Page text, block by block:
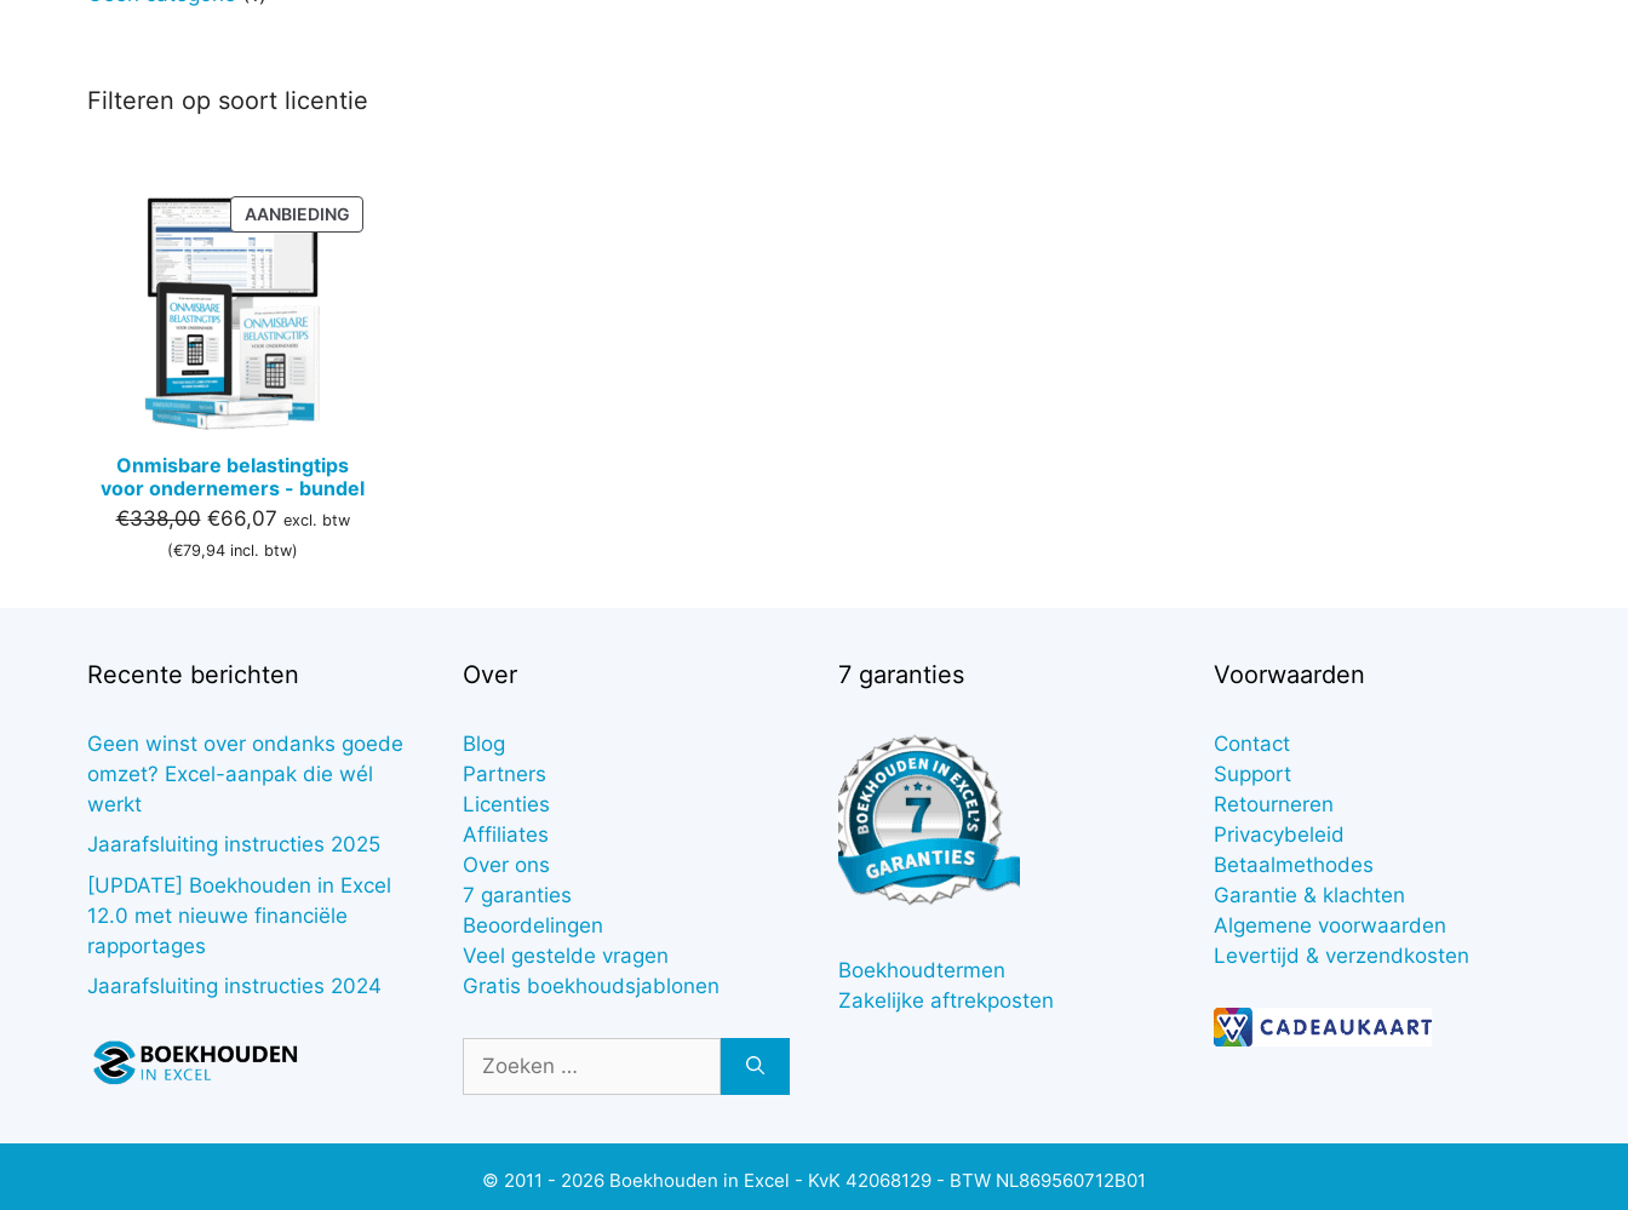
Filteren op soort licentie
AANBIEDINGPRODUCT
IN
Onmisbare belastingtips
voor ondernemers - bundel
€338,00 Oorspronkelijke
prijs
€66,07Huidige
prijs
excl. btw
(€79,94 incl. btw)
Recente berichten
Geen winst over ondanks goede
omzet? Excel-aanpak die wél
werkt
Jaarafsluiting instructies 2025
[UPDATE] Boekhouden in Excel
12.0 met nieuwe financiële
rapportages
Jaarafsluiting instructies 2024
Over
Blog
Partners
Licenties
Affiliates
Over ons
7 garanties
Beoordelingen
Veel gestelde vragen
Gratis boekhoudsjablonen
naar:
7 garanties
Boekhoudtermen
Zakelijke aftrekposten
Voorwaarden
Contact
Support
Retourneren
Privacybeleid
Betaalmethodes
Garantie & klachten
Algemene voorwaarden
Levertijd & verzendkosten
© 2011 - 2026 Boekhouden in Excel - KvK 42068129 - BTW NL869560712B01